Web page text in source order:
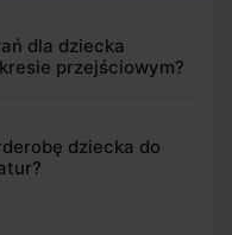
dla dziecka
przejściowym?
dziecka do